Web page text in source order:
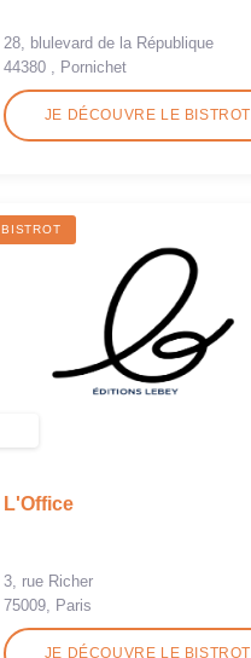
28, blulevard de la République
44380 , Pornichet
JE DÉCOUVRE LE BISTROT
BISTROT
L'Office
3, rue Richer
75009, Paris
JE DÉCOUVRE LE BISTROT